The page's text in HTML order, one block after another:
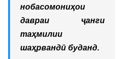
нобасомониҳои
давраи ҷанги
таҳмилии
шаҳрвандӣ буданд.